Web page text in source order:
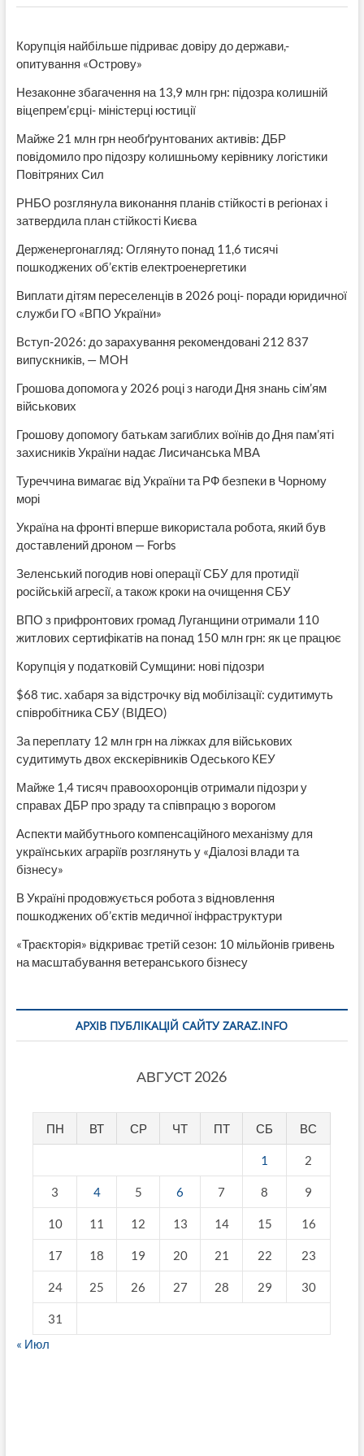
Корупція найбільше підриває довіру до держави,-
опитування «Острову»
Незаконне збагачення на 13,9 млн грн: підозра колишній
віцепрем’єрці- міністерці юстиції
Майже 21 млн грн необґрунтованих активів: ДБР
повідомило про підозру колишньому керівнику логістики
Повітряних Сил
РНБО розглянула виконання планів стійкості в регіонах і
затвердила план стійкості Києва
Держенергонагляд: Оглянуто понад 11,6 тисячі
пошкоджених об’єктів електроенергетики
Виплати дітям переселенців в 2026 році- поради юридичної
служби ГО «ВПО України»
Вступ-2026: до зарахування рекомендовані 212 837
випускників, — МОН
Грошова допомога у 2026 році з нагоди Дня знань сім’ям
військових
Грошову допомогу батькам загиблих воїнів до Дня пам’яті
захисників України надає Лисичанська МВА
Туреччина вимагає від України та РФ безпеки в Чорному
морі
Україна на фронті вперше використала робота, який був
доставлений дроном — Forbs
Зеленський погодив нові операції СБУ для протидії
російській агресії, а також кроки на очищення СБУ
ВПО з прифронтових громад Луганщини отримали 110
житлових сертифікатів на понад 150 млн грн: як це працює
Корупція у податковій Сумщини: нові підозри
$68 тис. хабаря за відстрочку від мобілізації: судитимуть
співробітника СБУ (ВІДЕО)
За переплату 12 млн грн на ліжках для військових
судитимуть двох екскерівників Одеського КЕУ
Майже 1,4 тисяч правоохоронців отримали підозри у
справах ДБР про зраду та співпрацю з ворогом
Аспекти майбутнього компенсаційного механізму для
українських аграріїв розглянуть у «Діалозі влади та
бізнесу»
В Україні продовжується робота з відновлення
пошкоджених об’єктів медичної інфраструктури
«Траєкторія» відкриває третій сезон: 10 мільйонів гривень
на масштабування ветеранського бізнесу
АРХІВ ПУБЛІКАЦІЙ САЙТУ ZARAZ.INFO
АВГУСТ 2026
ПН ВТ СР ЧТ ПТ СБ ВС
1 2
3 4 5 6 7 8 9
10 11 12 13 14 15 16
17 18 19 20 21 22 23
24 25 26 27 28 29 30
31
« Июл